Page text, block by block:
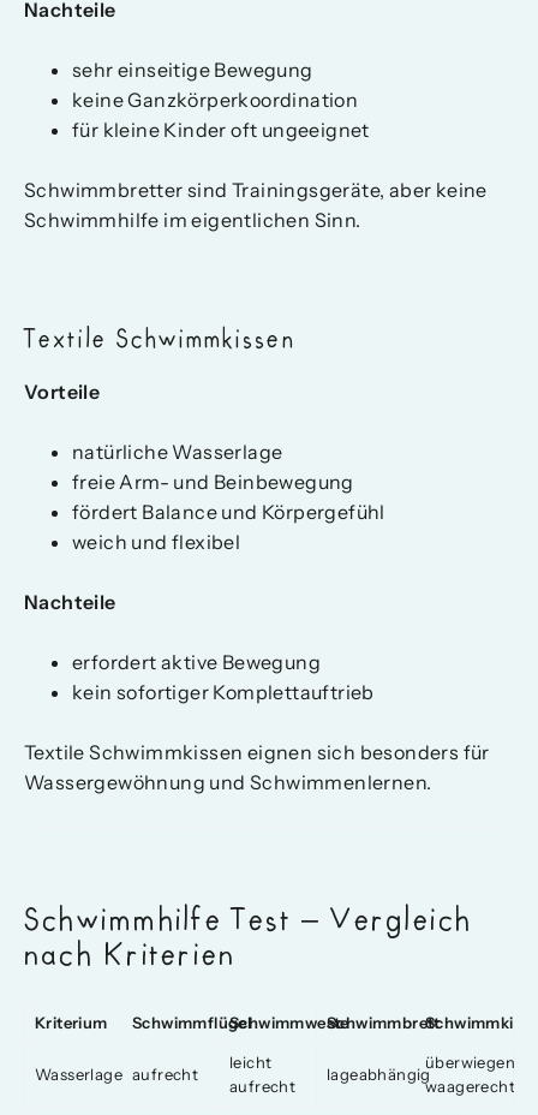
Nachteile
sehr einseitige Bewegung
keine Ganzkörperkoordination
für kleine Kinder oft ungeeignet
Schwimmbretter sind Trainingsgeräte, aber keine
Schwimmhilfe im eigentlichen Sinn.
Textile Schwimmkissen
Vorteile
natürliche Wasserlage
freie Arm- und Beinbewegung
fördert Balance und Körpergefühl
weich und flexibel
Nachteile
erfordert aktive Bewegung
kein sofortiger Komplettauftrieb
Textile Schwimmkissen eignen sich besonders für
Wassergewöhnung und Schwimmenlernen.
Schwimmhilfe Test – Vergleich
nach Kriterien
Kriterium SchwimmflügelSchwimmwesteSchwimmbrett
Wasserlage aufrecht
leicht
aufrecht
lageabhängig
überwiegend
waagerecht